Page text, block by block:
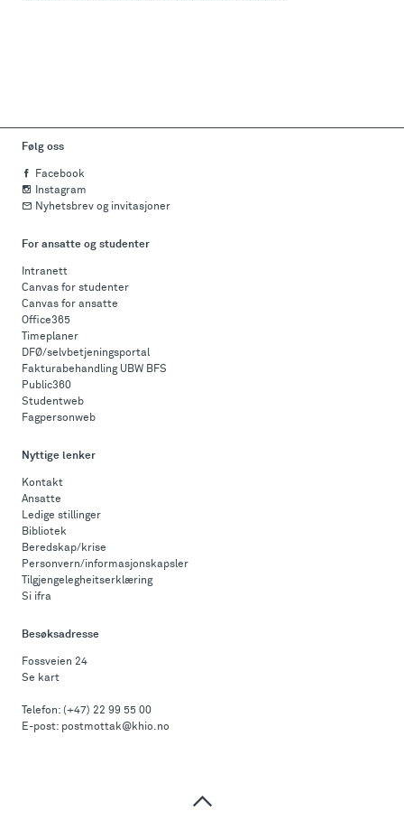
Følg oss
Facebook
Instagram
Nyhetsbrev og invitasjoner
For ansatte og studenter
Intranett
Canvas for studenter
Canvas for ansatte
Office365
Timeplaner
DFØ/selvbetjeningsportal
Fakturabehandling UBW BFS
Public360
Studentweb
Fagpersonweb
Nyttige lenker
Kontakt
Ansatte
Ledige stillinger
Bibliotek
Beredskap/krise
Personvern/informasjonskapsler
Tilgjengelegheitserklæring
Si ifra
Besøksadresse
Fossveien 24
Se kart
Telefon: (+47) 22 99 55 00
E-post: postmottak@khio.no